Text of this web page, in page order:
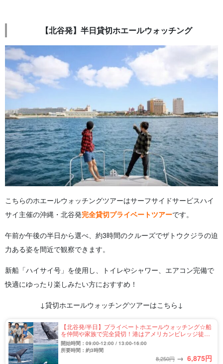
【北谷発】半日貸切ホエールウォッチング
こちらのホエールウォッチングツアーはサーフサイドサービスハイ
サイ主催の沖縄・北谷発完全貸切プライベートツアーです。
午前か午後の半日から選べ、約3時間のクルーズでザトウクジラの迫
力ある姿を間近で観察できます。
新船「ハイサイ号」を使用し、トイレやシャワー、エアコン完備で
快適にゆったり楽しみたい方におすすめ！
↓貸切ホエールウォッチングツアーはこちら↓
【北谷発/半日】プライベートホエールウォッチング☆船
を仲間や家族で完全貸切！港はアメリカンビレッジ徒歩
5分＜手ぶらOK・写真付き＞（No.249）
開始時間：09:00-12:00 / 13:00-16:00
所要時間：約3時間
8,250円 → 6,875円